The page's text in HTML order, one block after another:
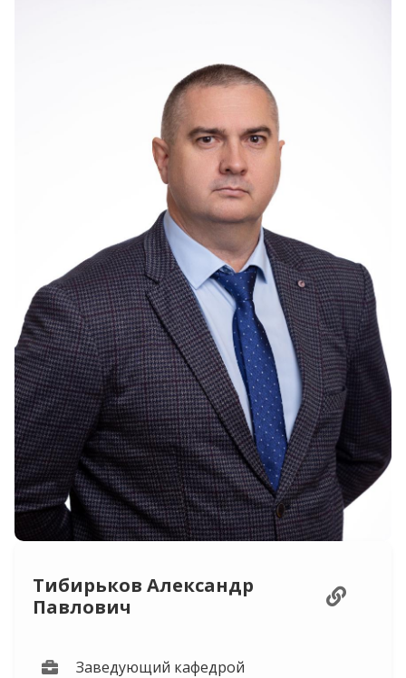
Тибирьков Александр
Павлович
Заведующий кафедрой